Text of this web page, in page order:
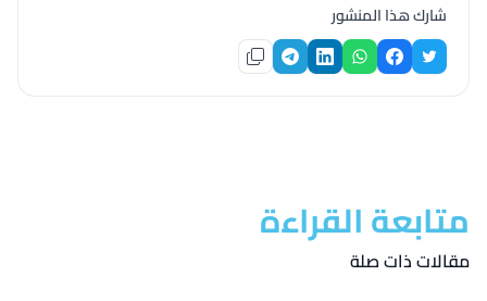
شارك هذا المنشور
متابعة القراءة
مقالات ذات صلة